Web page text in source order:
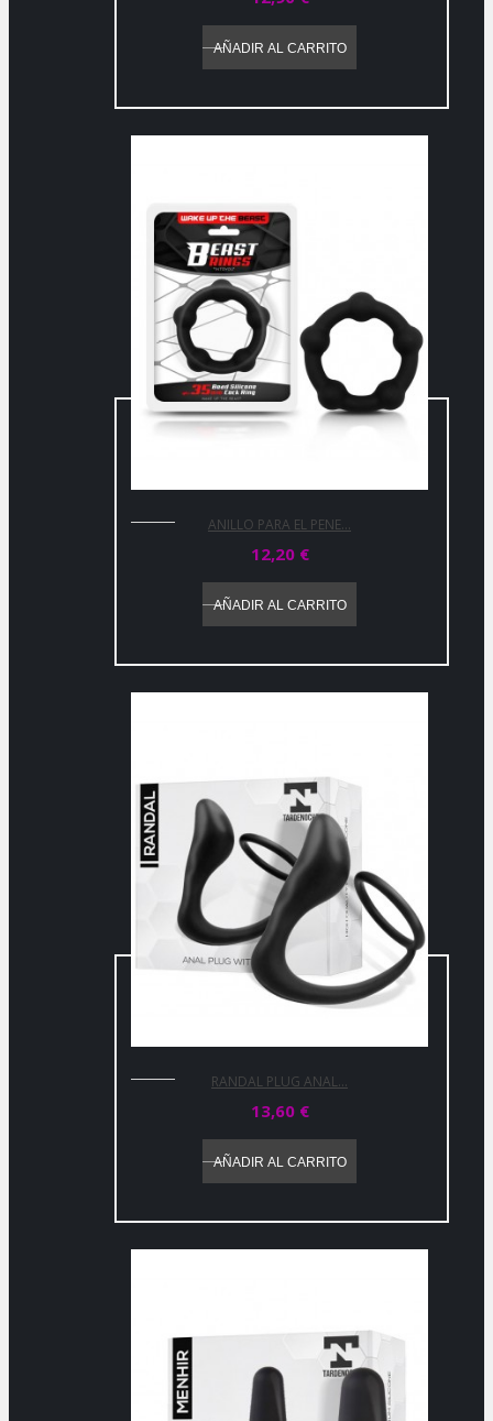
AÑADIR AL CARRITO
ANILLO PARA EL PENE...
12,20 €
AÑADIR AL CARRITO
RANDAL PLUG ANAL...
13,60 €
AÑADIR AL CARRITO